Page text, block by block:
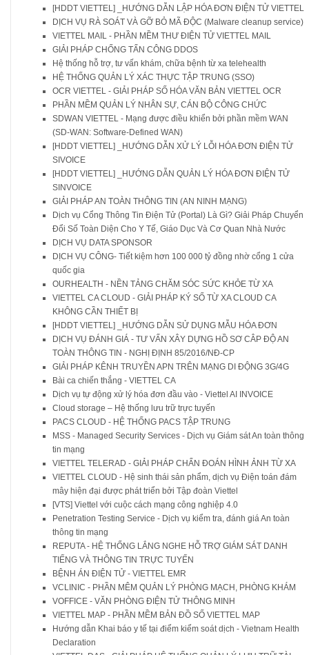
[HDDT VIETTEL] _HƯỚNG DẪN LẬP HÓA ĐƠN ĐIỆN TỬ VIETTEL
DỊCH VỤ RÀ SOÁT VÀ GỠ BỎ MÃ ĐỘC (Malware cleanup service)
VIETTEL MAIL - PHẦN MỀM THƯ ĐIỆN TỬ VIETTEL MAIL
GIẢI PHÁP CHỐNG TẤN CÔNG DDOS
Hệ thống hỗ trợ, tư vấn khám, chữa bệnh từ xa telehealth
HỆ THỐNG QUẢN LÝ XÁC THỰC TẬP TRUNG (SSO)
OCR VIETTEL - GIẢI PHÁP SỐ HÓA VĂN BẢN VIETTEL OCR
PHẦN MỀM QUẢN LÝ NHÂN SỰ, CÁN BỘ CÔNG CHỨC
SDWAN VIETTEL - Mạng được điều khiển bởi phần mềm WAN
(SD-WAN: Software-Defined WAN)
[HDDT VIETTEL] _HƯỚNG DẪN XỬ LÝ LỖI HÓA ĐƠN ĐIỆN TỬ
SIVOICE
[HDDT VIETTEL] _HƯỚNG DẪN QUẢN LÝ HÓA ĐƠN ĐIỆN TỬ
SINVOICE
GIẢI PHÁP AN TOÀN THÔNG TIN (AN NINH MẠNG)
Dịch vụ Cổng Thông Tin Điện Tử (Portal) Là Gì? Giải Pháp Chuyển
Đổi Số Toàn Diện Cho Y Tế, Giáo Dục Và Cơ Quan Nhà Nước
DỊCH VỤ DATA SPONSOR
DỊCH VỤ CÔNG- Tiết kiệm hơn 100 000 tỷ đồng nhờ cổng 1 cửa
quốc gia
OURHEALTH - NỀN TẢNG CHĂM SÓC SỨC KHỎE TỪ XA
VIETTEL CA CLOUD - GIẢI PHÁP KÝ SỐ TỪ XA CLOUD CA
KHÔNG CẦN THIẾT BỊ
[HDDT VIETTEL] _HƯỚNG DẪN SỬ DỤNG MẪU HÓA ĐƠN
DỊCH VỤ ĐÁNH GIÁ - TƯ VẤN XÂY DỰNG HỒ SƠ CÂP ĐỘ AN
TOÀN THÔNG TIN - NGHỊ ĐỊNH 85/2016/NĐ-CP
GIẢI PHÁP KÊNH TRUYỀN APN TRÊN MẠNG DI ĐỘNG 3G/4G
Bài ca chiến thắng - VIETTEL CA
Dịch vụ tự động xử lý hóa đơn đầu vào - Viettel AI INVOICE
Cloud storage – Hệ thống lưu trữ trực tuyến
PACS CLOUD - HỆ THỐNG PACS TẬP TRUNG
MSS - Managed Security Services - Dịch vụ Giám sát An toàn thông
tin mạng
VIETTEL TELERAD - GIẢI PHÁP CHẨN ĐOÁN HÌNH ẢNH TỪ XA
VIETTEL CLOUD - Hệ sinh thái sản phẩm, dịch vụ Điện toán đám
mây hiện đại được phát triển bởi Tập đoàn Viettel
[VTS] Viettel với cuộc cách mạng công nghiệp 4.0
Penetration Testing Service - Dịch vụ kiểm tra, đánh giá An toàn
thông tin mạng
REPUTA - HỆ THỐNG LẮNG NGHE HỖ TRỢ GIÁM SÁT DANH
TIẾNG VÀ THÔNG TIN TRỰC TUYẾN
BỆNH ÁN ĐIỆN TỬ - VIETTEL EMR
VCLINIC - PHẦN MÊM QUẢN LÝ PHÒNG MẠCH, PHÒNG KHÁM
VOFFICE - VĂN PHÒNG ĐIỆN TỬ THÔNG MINH
VIETTEL MAP - PHẦN MỀM BẢN ĐỒ SỐ VIETTEL MAP
Hướng dẫn Khai báo y tế tại điểm kiểm soát dịch - Vietnam Health
Declaration